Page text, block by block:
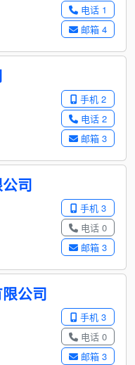
电话 1
邮箱 4
手机 2
电话 2
邮箱 3
司
手机 3
电话 0
邮箱 3
公司
手机 3
电话 0
邮箱 3